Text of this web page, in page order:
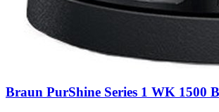
Braun PurShine Series 1 WK 1500